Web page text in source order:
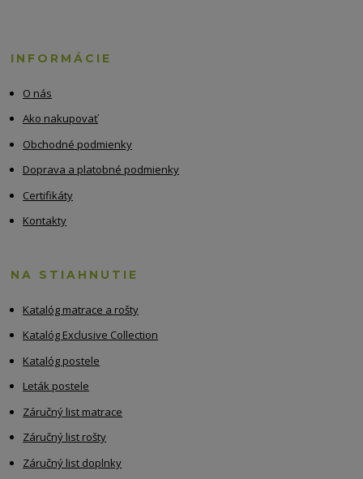
INFORMÁCIE
O nás
Ako nakupovať
Obchodné podmienky
Doprava a platobné podmienky
Certifikáty
Kontakty
NA STIAHNUTIE
Katalóg matrace a rošty
Katalóg Exclusive Collection
Katalóg postele
Leták postele
Záručný list matrace
Záručný list rošty
Záručný list doplnky